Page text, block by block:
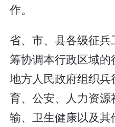
作。
省、市、县各级征
筹协调本行政区域
地方人民政府组织
育、公安、人力资
输、卫生健康以及